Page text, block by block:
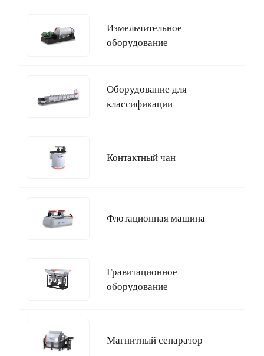
Измельчительное
оборудование
Оборудование для
классификации
Контактный чан
Флотационная машина
Гравитационное
оборудование
Магнитный сепаратор